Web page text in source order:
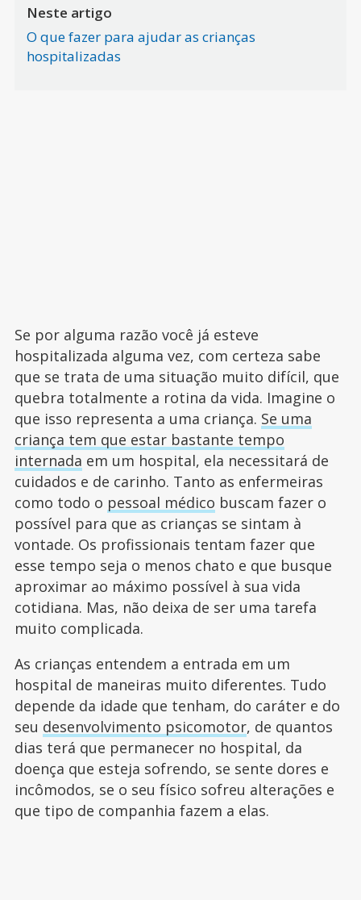
Neste artigo
O que fazer para ajudar as crianças
hospitalizadas
Se por alguma razão você já esteve
hospitalizada alguma vez, com certeza sabe
que se trata de uma situação muito difícil, que
quebra totalmente a rotina da vida. Imagine o
que isso representa a uma criança. Se uma
criança tem que estar bastante tempo
internada em um hospital, ela necessitará de
cuidados e de carinho. Tanto as enfermeiras
como todo o pessoal médico buscam fazer o
possível para que as crianças se sintam à
vontade. Os profissionais tentam fazer que
esse tempo seja o menos chato e que busque
aproximar ao máximo possível à sua vida
cotidiana. Mas, não deixa de ser uma tarefa
muito complicada.
As crianças entendem a entrada em um
hospital de maneiras muito diferentes. Tudo
depende da idade que tenham, do caráter e do
seu desenvolvimento psicomotor, de quantos
dias terá que permanecer no hospital, da
doença que esteja sofrendo, se sente dores e
incômodos, se o seu físico sofreu alterações e
que tipo de companhia fazem a elas.